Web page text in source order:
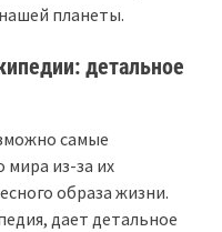
планеты.
детальное
самые
из-за их
образа жизни.
дает детальное